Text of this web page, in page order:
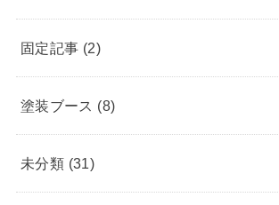
固定記事 (2)
塗装ブース (8)
未分類 (31)